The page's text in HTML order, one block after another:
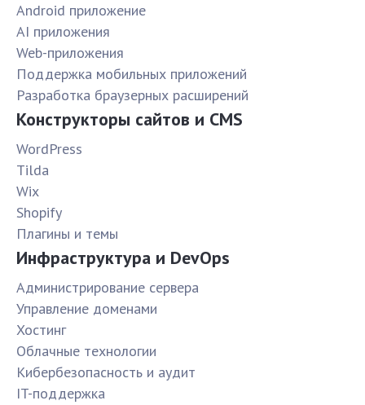
Android приложение
AI приложения
Web-приложения
Поддержка мобильных приложений
Разработка браузерных расширений
Конструкторы сайтов и CMS
WordPress
Tilda
Wix
Shopify
Плагины и темы
Инфраструктура и DevOps
Администрирование сервера
Управление доменами
Хостинг
Облачные технологии
Кибербезопасность и аудит
IT-поддержка